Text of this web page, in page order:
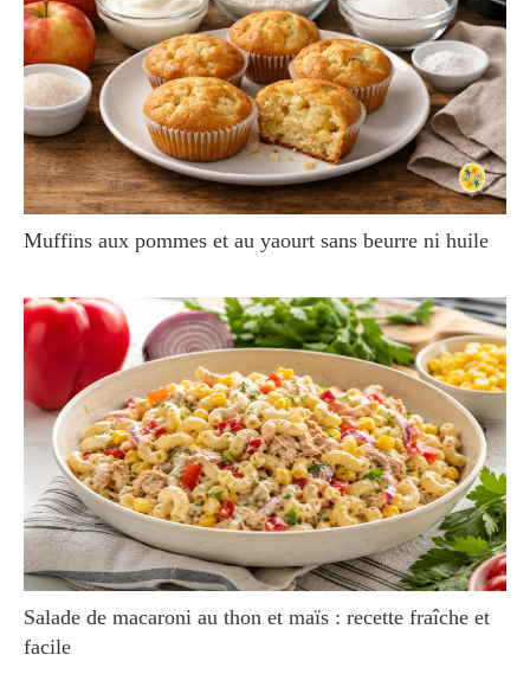
Muffins aux pommes et au yaourt sans beurre ni huile
Salade de macaroni au thon et maïs : recette fraîche et
facile